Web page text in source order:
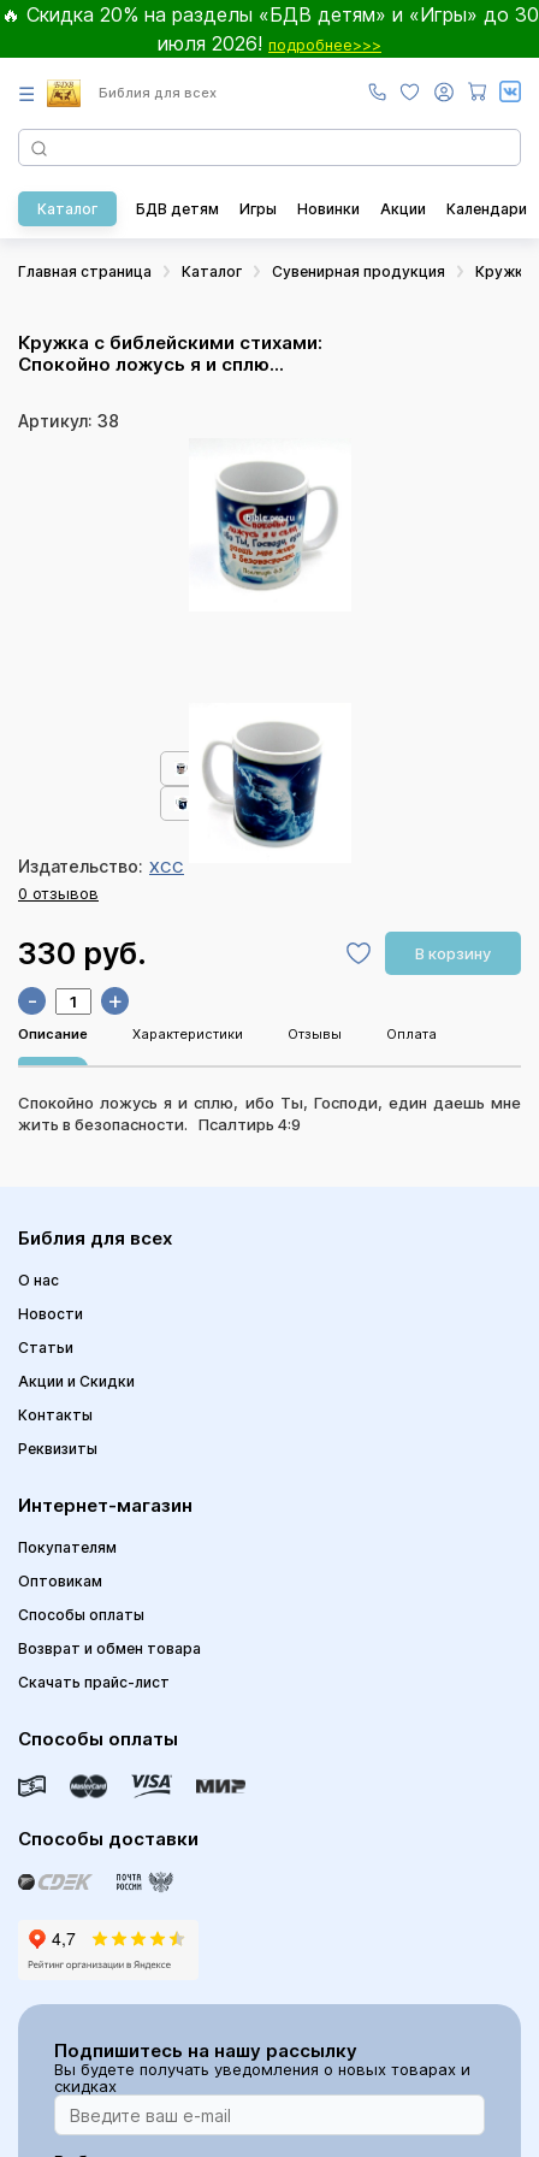
🔥 Скидка 20% на разделы «БДВ детям» и «Игры» до 30
июля 2026! подробнее>>>
☰ Библия для всех
Каталог БДВ детям Игры Новинки Акции Календари
Главная страница Каталог Сувенирная продукция Кружки
Кружка с библейскими стихами:
Спокойно ложусь я и сплю...
Артикул: 38
Издательство: ХСС
0 отзывов
330 руб. В корзину
- +
Описание Характеристики Отзывы Оплата
Спокойно ложусь я и сплю, ибо Ты, Господи, един даешь мне
жить в безопасности. Псалтирь 4:9
Библия для всех
О нас
Новости
Статьи
Акции и Скидки
Контакты
Реквизиты
Интернет-магазин
Покупателям
Оптовикам
Способы оплаты
Возврат и обмен товара
Скачать прайс-лист
Способы оплаты
Способы доставки
Подпишитесь на нашу рассылку
Вы будете получать уведомления о новых товарах и
скидках